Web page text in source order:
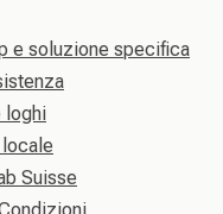
e soluzione specifica
loghi
Suisse